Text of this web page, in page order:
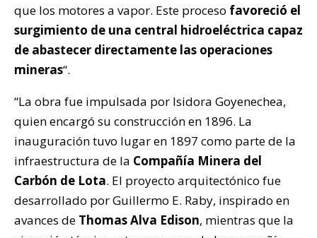
que los motores a vapor. Este proceso favoreció el
surgimiento de una central hidroeléctrica capaz
de abastecer directamente las operaciones
mineras“.
“La obra fue impulsada por Isidora Goyenechea,
quien encargó su construcción en 1896. La
inauguración tuvo lugar en 1897 como parte de la
infraestructura de la Compañía Minera del
Carbón de Lota. El proyecto arquitectónico fue
desarrollado por Guillermo E. Raby, inspirado en
avances de Thomas Alva Edison, mientras que la